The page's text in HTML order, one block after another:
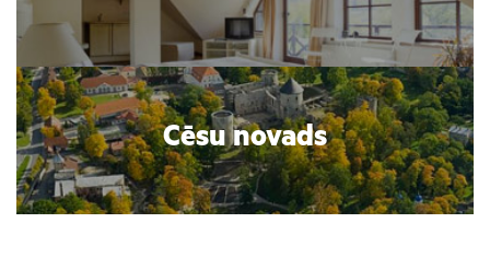
Cēsu novads